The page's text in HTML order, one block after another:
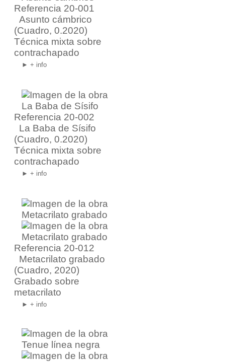
Referencia 20-001
Asunto cámbrico
(Cuadro, 0.2020)
Técnica mixta sobre
contrachapado
► + info
Referencia 20-002
La Baba de Sísifo
(Cuadro, 0.2020)
Técnica mixta sobre
contrachapado
► + info
Referencia 20-012
Metacrilato grabado
(Cuadro, 2020)
Grabado sobre
metacrilato
► + info